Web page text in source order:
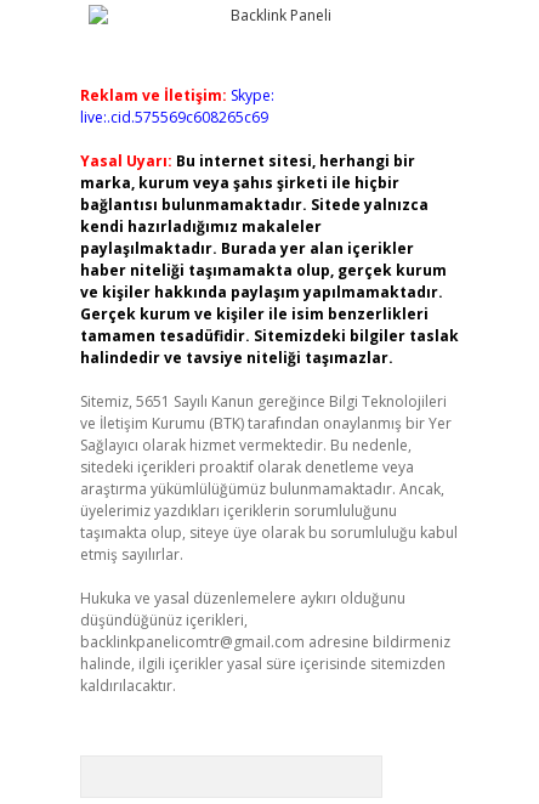
Reklam ve İletişim: Skype:
live:.cid.575569c608265c69
Yasal Uyarı: Bu internet sitesi, herhangi bir
marka, kurum veya şahıs şirketi ile hiçbir
bağlantısı bulunmamaktadır. Sitede yalnızca
kendi hazırladığımız makaleler
paylaşılmaktadır. Burada yer alan içerikler
haber niteliği taşımamakta olup, gerçek kurum
ve kişiler hakkında paylaşım yapılmamaktadır.
Gerçek kurum ve kişiler ile isim benzerlikleri
tamamen tesadüfidir. Sitemizdeki bilgiler taslak
halindedir ve tavsiye niteliği taşımazlar.
Sitemiz, 5651 Sayılı Kanun gereğince Bilgi Teknolojileri
ve İletişim Kurumu (BTK) tarafından onaylanmış bir Yer
Sağlayıcı olarak hizmet vermektedir. Bu nedenle,
sitedeki içerikleri proaktif olarak denetleme veya
araştırma yükümlülüğümüz bulunmamaktadır. Ancak,
üyelerimiz yazdıkları içeriklerin sorumluluğunu
taşımakta olup, siteye üye olarak bu sorumluluğu kabul
etmiş sayılırlar.
Hukuka ve yasal düzenlemelere aykırı olduğunu
düşündüğünüz içerikleri,
backlinkpanelicomtr@gmail.com adresine bildirmeniz
halinde, ilgili içerikler yasal süre içerisinde sitemizden
kaldırılacaktır.